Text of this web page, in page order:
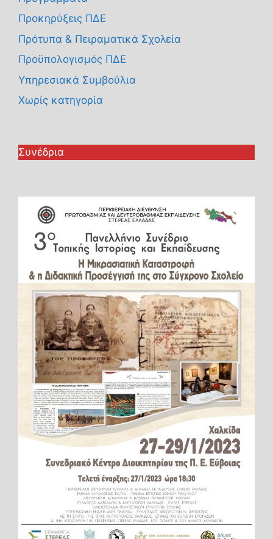
Προκηρύξεις ΠΔΕ
Πρότυπα & Πειραματικά Σχολεία
Προϋπολογισμός ΠΔΕ
Υπηρεσιακά Συμβούλια
Χωρίς κατηγορία
Συνέδρια